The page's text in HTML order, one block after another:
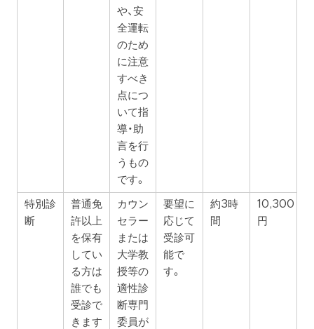
や、安
全運転
のため
に注意
すべき
点につ
いて指
導・助
言を行
うもの
です。
特別診
断
普通免
許以上
を保有
してい
る方は
誰でも
受診で
きます
カウン
セラー
または
大学教
授等の
適性診
断専門
委員が
要望に
応じて
受診可
能で
す。
約3時
間
10,300
円